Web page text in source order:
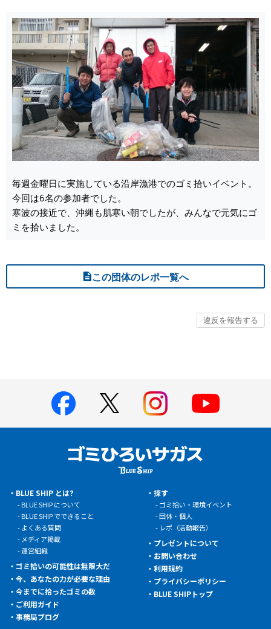
毎週金曜日に実施している沿岸漁港でのゴミ拾いイベント。
今回は6名の参加者でした。
寒波の接近で、沖縄も肌寒い朝でしたが、みんなで元気にゴ
ミを拾いました。
この団体のレポ一覧へ
BLUE SHIP とは?
BLUE SHIP について
BLUE SHIP でできること
よくある質問
メディア掲載
運営組織
ゴミ拾いの可能性は無限大だ
今、あなたの力が必要な理由
今までに拾ったゴミの数
ご利用ガイド
事務局ブログ
探す
ゴミ拾い・環境イベント
団体・個人
レポ（活動報告）
プレゼントについて
お問い合わせ
利用規約
プライバシーポリシー
BLUE SHIPトップ